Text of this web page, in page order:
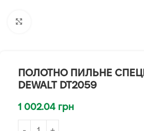
ПОЛОТНО ПИЛЬНЕ
DEWALT DT2059
1 002.04 грн